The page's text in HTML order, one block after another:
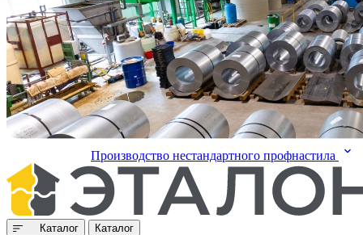
Производство нестандартного профнастила
Каталог Каталог